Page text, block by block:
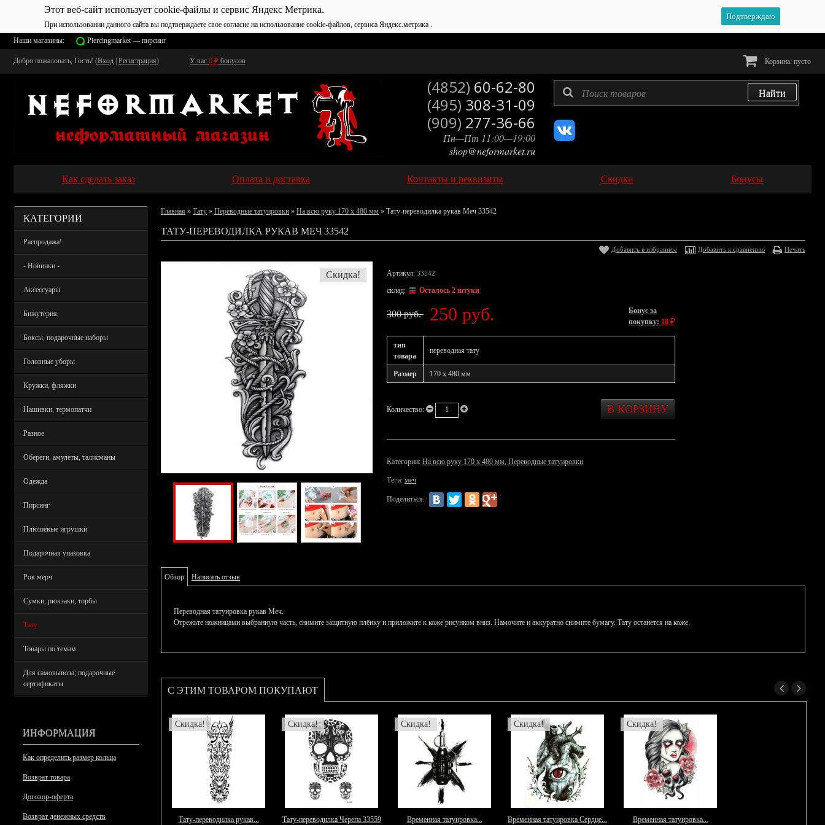
Этот веб-сайт использует cookie-файлы и сервис Яндекс Метрика.
При использовании данного сайта вы подтверждаете свое согласие на использование cookie-файлов, сервиса Яндекс.метрика .
Подтверждаю
Наши магазины: Piercingmarket — пирсинг
Добро пожаловать, Гость! (Вход Регистрация) У вас 0 ₽ бонусов Корзина: пусто
(4852) 60-62-80
(495) 308-31-09
(909) 277-36-66
Пн—Пт 11:00—19:00
shop@neformarket.ru
Как сделать заказ Оплата и доставка Контакты и реквизиты Скидки Бонусы
КАТЕГОРИИ
Распродажа!
- Новинки -
Аксессуары
Бижутерия
Боксы, подарочные наборы
Головные уборы
Кружки, фляжки
Нашивки, термопатчи
Разное
Обереги, амулеты, талисманы
Одежда
Пирсинг
Плюшевые игрушки
Подарочная упаковка
Рок мерч
Сумки, рюкзаки, торбы
Тату
Товары по темам
Для самовывоза; подарочные
сертификаты
ИНФОРМАЦИЯ
Как определить размер кольца
Возврат товара
Договор-оферта
Возврат денежных средств
Главная » Тату » Переводные татуировки » На всю руку 170 х 480 мм » Тату-переводилка рукав Меч 33542
ТАТУ-ПЕРЕВОДИЛКА РУКАВ МЕЧ 33542
Добавить в избранное Добавить к сравнению Печать
Скидка! Артикул: 33542
склад: Осталось 2 штуки
300 руб. 250 руб.
Бонус за
покупку: 18 ₽
тип
товара
переводная тату
Размер 170 x 480 мм
Количество:
Категории: На всю руку 170 х 480 мм, Переводные татуировки
Теги: меч
Поделиться:
Обзор Написать отзыв
Переводная татуировка рукав Меч.
Отрежьте ножницами выбранную часть, снимите защитную плёнку и приложите к коже рисунком вниз. Намочите и аккуратно снимите бумагу. Тату останется на коже.
С ЭТИМ ТОВАРОМ ПОКУПАЮТ
Скидка!
Тату-переводилка рукав...
Скидка!
Тату-переводилка Черепа 33559
Скидка!
Временная татуировка...
Скидка!
Временная татуировка Сердце...
Скидка!
Временная татуировка...